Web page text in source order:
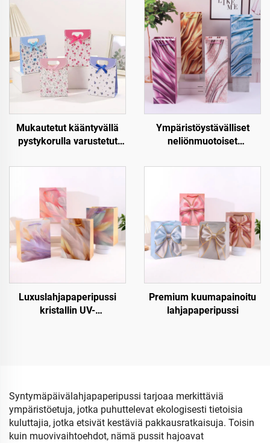
Mukautetut kääntyvällä
pystykorulla varustetut
Luxus, uudellen
mukautettavat
Ympäristöystävälliset
neliönmuotoiset
Kraft-paperinen viini- ja
Luxuslahjapaperipussi
kristallin UV-
Premium kuumapainoitu
lahjapaperipussi
Syntymäpäivälahjapaperipussi tarjoaa merkittäviä
ympäristöetuja, jotka puhuttelevat ekologisesti tietoisia
kuluttajia, jotka etsivät kestäviä pakkausratkaisuja. Toisin
kuin muovivaihtoehdot, nämä pussit hajoavat